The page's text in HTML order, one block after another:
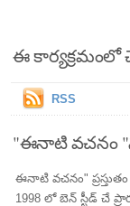
ఈ కార్యక్రమంలో
RSS
"ఈనాటి వచనం
ఈనాటి వచనం"
1998 లో బెన్ స్టీడ్ చే